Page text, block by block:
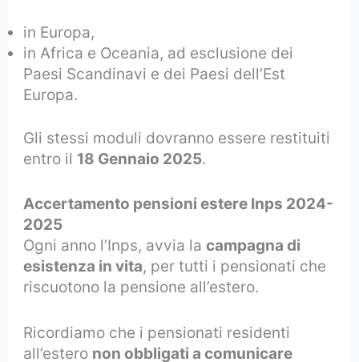
in Europa,
in Africa e Oceania, ad esclusione dei
Paesi Scandinavi e dei Paesi dell’Est
Europa.
Gli stessi moduli dovranno essere restituiti
entro il 18 Gennaio 2025.
Accertamento pensioni estere Inps 2024-
2025
Ogni anno l’Inps, avvia lacampagna di
esistenza in vita, per tutti i pensionati che
riscuotono la pensione all’estero.
Ricordiamo che i pensionati residenti
all’estero non obbligati a comunicare